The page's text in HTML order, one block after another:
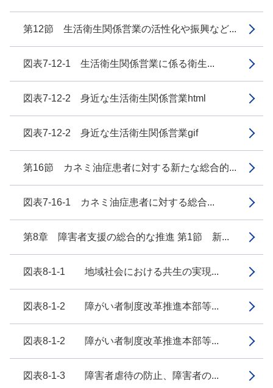
第12節 生活衛生関係営業の活性化や振興など...
図表7-12-1 生活衛生関係営業に係る衛生...
図表7-12-2 身近な生活衛生関係営業html
図表7-12-2 身近な生活衛生関係営業gif
第16節 カネミ油症患者に対する新たな総合的...
図表7-16-1 カネミ油症患者に対する総合...
第8章 障害者支援の総合的な推進 第1節 新...
図表8-1-1 地域社会における共生の実現...
図表8-1-2 障がい者制度改革推進本部等...
図表8-1-2 障がい者制度改革推進本部等...
図表8-1-3 障害者虐待の防止、障害者の...